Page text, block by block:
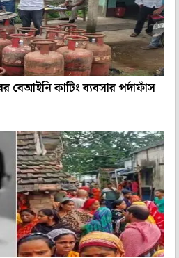
বেআইনি কাটিং ব্যবসার পর্দাফাঁস